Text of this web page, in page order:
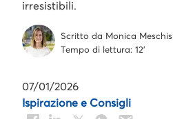
irresistibili.
07/01/2026
Ispirazione e Consigli
Scritto da Monica Meschis
Tempo di lettura: 12'